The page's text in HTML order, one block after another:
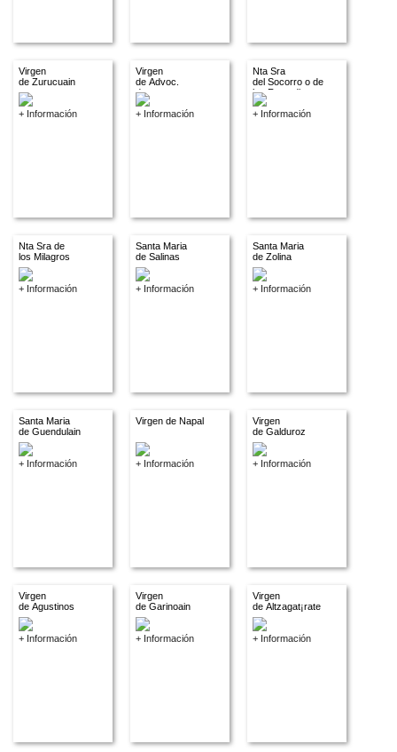
Virgen
de Zurucuain
+ Información
Virgen
de Advoc.
descon.
+ Información
Nta Sra
del Socorro o de
los Remedios
+ Información
Nta Sra de
los Milagros
+ Información
Santa Maria
de Salinas
+ Información
Santa Maria
de Zolina
+ Información
Santa Maria
de Guendulain
+ Información
Virgen de Napal
+ Información
Virgen
de Galduroz
+ Información
Virgen
de Agustinos
+ Información
Virgen
de Garinoain
+ Información
Virgen
de Altzagat¡rate
+ Información